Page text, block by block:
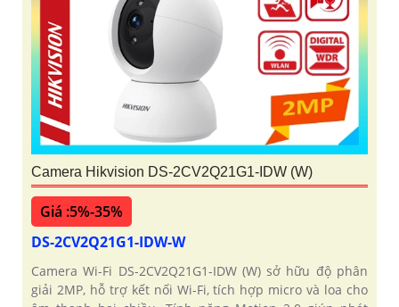
Camera Hikvision DS-2CV2Q21G1-IDW (W)
Giá :5%-35%
DS-2CV2Q21G1-IDW-W
Camera Wi-Fi DS-2CV2Q21G1-IDW (W) sở hữu độ phân
giải 2MP, hỗ trợ kết nối Wi-Fi, tích hợp micro và loa cho